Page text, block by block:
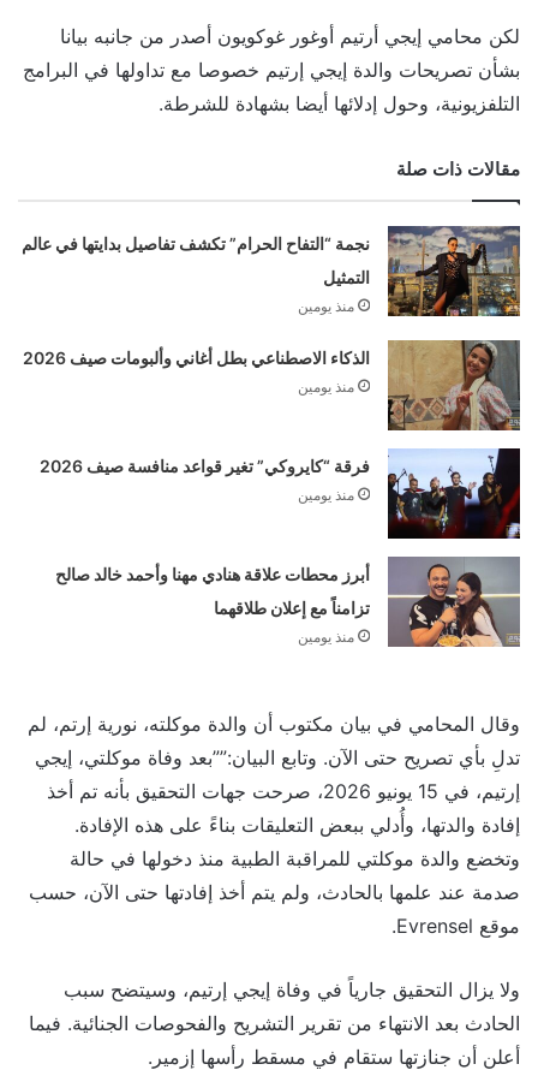
لكن محامي إيجي أرتيم أوغور غوكويون أصدر من جانبه بيانا
بشأن تصريحات والدة إيجي إرتيم خصوصا مع تداولها في البرامج
التلفزيونية، وحول إدلائها أيضا بشهادة للشرطة.
مقالات ذات صلة
نجمة “التفاح الحرام” تكشف تفاصيل بدايتها في عالم
التمثيل
منذ يومين
الذكاء الاصطناعي بطل أغاني وألبومات صيف 2026
منذ يومين
فرقة “كايروكي” تغير قواعد منافسة صيف 2026
منذ يومين
أبرز محطات علاقة هنادي مهنا وأحمد خالد صالح
تزامناً مع إعلان طلاقهما
منذ يومين
وقال المحامي في بيان مكتوب أن والدة موكلته، نورية إرتم، لم
تدلِ بأي تصريح حتى الآن. وتابع البيان:””بعد وفاة موكلتي، إيجي
إرتيم، في 15 يونيو 2026، صرحت جهات التحقيق بأنه تم أخذ
إفادة والدتها، وأُدلي ببعض التعليقات بناءً على هذه الإفادة.
وتخضع والدة موكلتي للمراقبة الطبية منذ دخولها في حالة
صدمة عند علمها بالحادث، ولم يتم أخذ إفادتها حتى الآن، حسب
موقع Evrensel.
ولا يزال التحقيق جارياً في وفاة إيجي إرتيم، وسيتضح سبب
الحادث بعد الانتهاء من تقرير التشريح والفحوصات الجنائية. فيما
أعلن أن جنازتها ستقام في مسقط رأسها إزمير.